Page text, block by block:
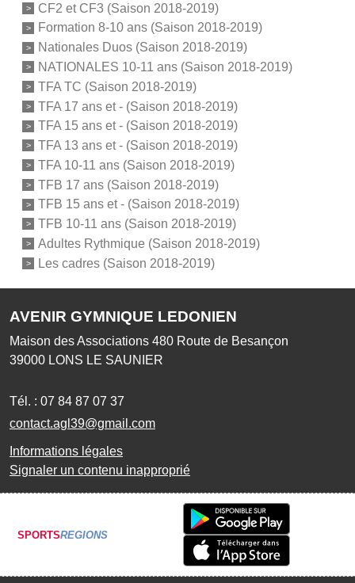
CF2 et CF3 (Saison 2018-2019)
Formation 8-10 ans (Saison 2018-2019)
Nationales Duos (Saison 2018-2019)
NATIONALES 10-11 ans (Saison 2018-2019)
TFA TC (Saison 2018-2019)
TFA 17 ans et - (Saison 2018-2019)
TFA 15 ans et - (Saison 2018-2019)
TFA 13 ans et - (Saison 2018-2019)
TFA 10-11 ans (Saison 2018-2019)
TFB 17 ans (Saison 2018-2019)
TFB 15 ans et - (Saison 2018-2019)
TFB 10-11 ans (Saison 2018-2019)
Adultes Rythmique (Saison 2018-2019)
Les cadres (Saison 2018-2019)
AVENIR GYMNIQUE LEDONIEN
Maison des Associations 480 Route de Besançon
39000 LONS LE SAUNIER
Tél. : 07 84 87 07 37
contact.agl39@gmail.com
Informations légales
Signaler un contenu inapproprié
SPORTSREGIONS